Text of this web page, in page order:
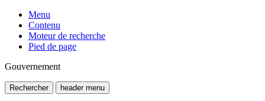
Menu
Contenu
Moteur de recherche
Pied de page
Gouvernement
Rechercher header menu